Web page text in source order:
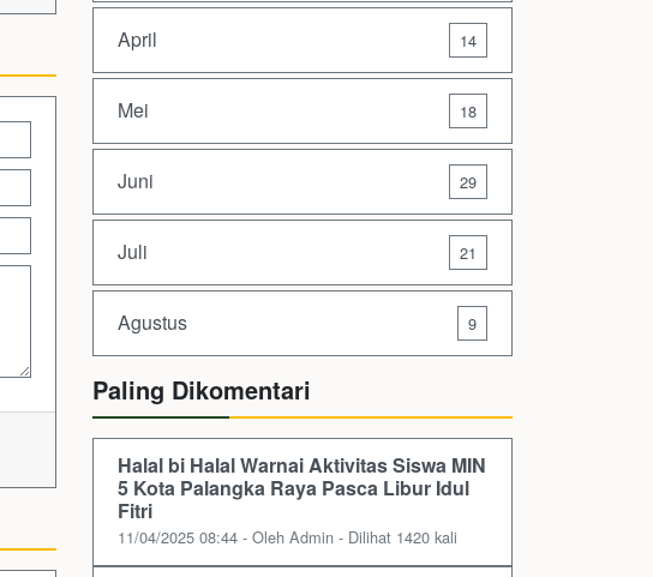
April 14
Mei 18
Juni 29
Juli 21
Agustus 9
Paling Dikomentari
Halal bi Halal Warnai Aktivitas Siswa MIN
5 Kota Palangka Raya Pasca Libur Idul
Fitri
11/04/2025 08:44 - Oleh Admin - Dilihat 1420 kali